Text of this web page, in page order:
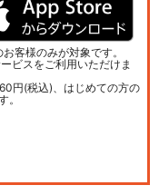
客様のみが対象です。
ビスをご利用いただけま
円(税込)、はじめての方の
。